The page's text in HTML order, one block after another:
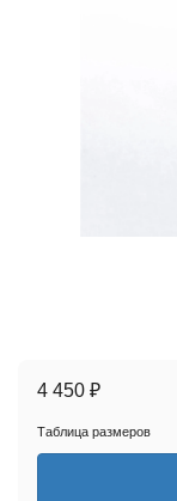
4 450 ₽
Таблица размеров